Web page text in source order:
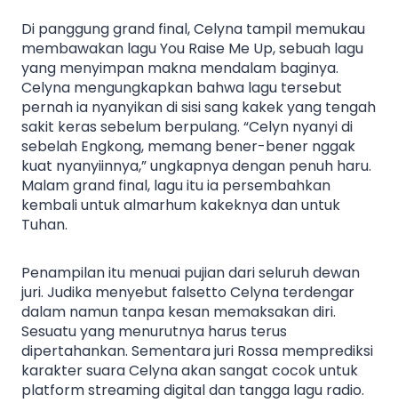
Di panggung grand final, Celyna tampil memukau
membawakan lagu You Raise Me Up, sebuah lagu
yang menyimpan makna mendalam baginya.
Celyna mengungkapkan bahwa lagu tersebut
pernah ia nyanyikan di sisi sang kakek yang tengah
sakit keras sebelum berpulang. “Celyn nyanyi di
sebelah Engkong, memang bener-bener nggak
kuat nyanyiinnya,” ungkapnya dengan penuh haru.
Malam grand final, lagu itu ia persembahkan
kembali untuk almarhum kakeknya dan untuk
Tuhan.
Penampilan itu menuai pujian dari seluruh dewan
juri. Judika menyebut falsetto Celyna terdengar
dalam namun tanpa kesan memaksakan diri.
Sesuatu yang menurutnya harus terus
dipertahankan. Sementara juri Rossa memprediksi
karakter suara Celyna akan sangat cocok untuk
platform streaming digital dan tangga lagu radio.